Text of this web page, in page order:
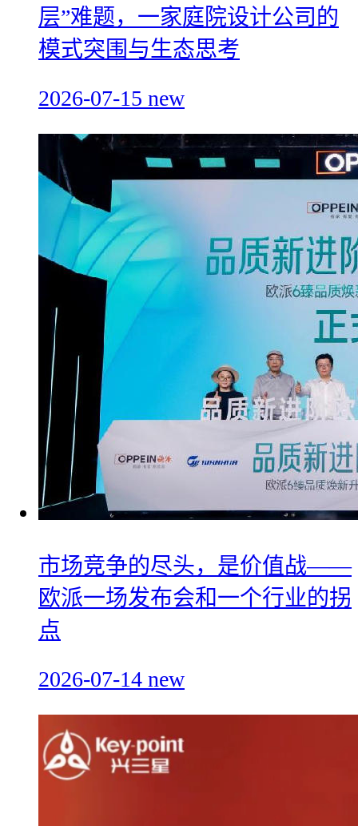
层”难题，一家庭院设计公司的
模式突围与生态思考
2026-07-15 new
市场竞争的尽头，是价值战——
欧派一场发布会和一个行业的拐
点
2026-07-14 new